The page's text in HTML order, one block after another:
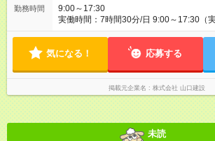
用期間の長さ：3ヶ月 雇用形態、給与は
勤務時間
9:00～17:30
実働時間：7時間30分/日 9:00～17:30（
時間） ※残業は月平均19時間程度と少な
ており、社員が伸び伸びと働ける環境づ
気になる！ 応募する
掲載元企業名 株式会社 山口建設
未読